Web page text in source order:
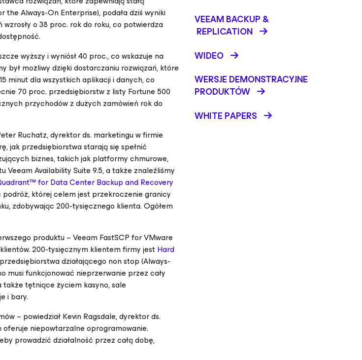
the Always-On Enterprise), podała dziś wyniki
o 38 proc. rok do roku, co potwierdza
wyższy i wyniósł 40 proc., co wskazuje na
był możliwy dzięki dostarczaniu rozwiązań, które
minut dla wszystkich aplikacji i danych, co
70 proc. przedsiębiorstw z listy Fortune 500
przychodów z dużych zamówień rok do
Ruchatz, dyrektor ds. marketingu w firmie
jak przedsiębiorstwa starają się spełnić
biznes, takich jak platformy chmurowe,
Availability Suite 9.5, a także znaleźliśmy
for Data Center Backup and Recovery
podróż, której celem jest przekroczenie granicy
zdobywając 200-tysięcznego klienta. Ogółem
produktu – Veeam FastSCP for VMware
200-tysięcznym klientem firmy jestHard
działającego non stop (Always-
musi funkcjonować nieprzerwanie przez cały
także tętniące życiem kasyno, sale
i bary.
– powiedział Kevin Ragsdale, dyrektor ds.
niepowtarzalne oprogramowanie.
prowadzić działalność przez całą dobę,
VEEAM BACKUP &
REPLICATION
WIDEO
WERSJE DEMONSTRACYJNE
PRODUKTÓW
WHITE PAPERS